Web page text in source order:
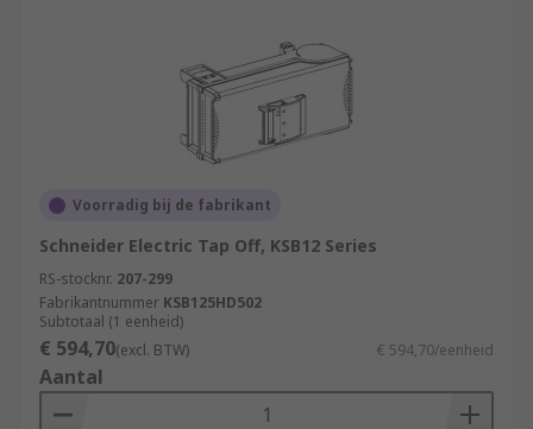
Voorradig bij de fabrikant
Schneider Electric Tap Off, KSB12 Series
RS-stocknr. 207-299
Fabrikantnummer KSB125HD502
Subtotaal (1 eenheid)
€ 594,70(excl. BTW) € 594,70/eenheid
Aantal